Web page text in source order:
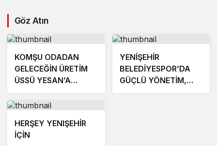
Göz Atın
KOMŞU ODADAN
GELECEĞİN ÜRETİM
ÜSSÜ YESAN’A
YENİŞEHİR
BELEDİYESPOR’DA
GÜÇLÜ YÖNETİM,
HERŞEY YENIŞEHİR
İÇİN